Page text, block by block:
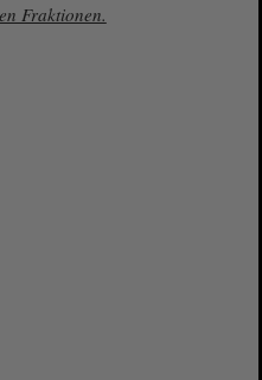
Fraktionen.